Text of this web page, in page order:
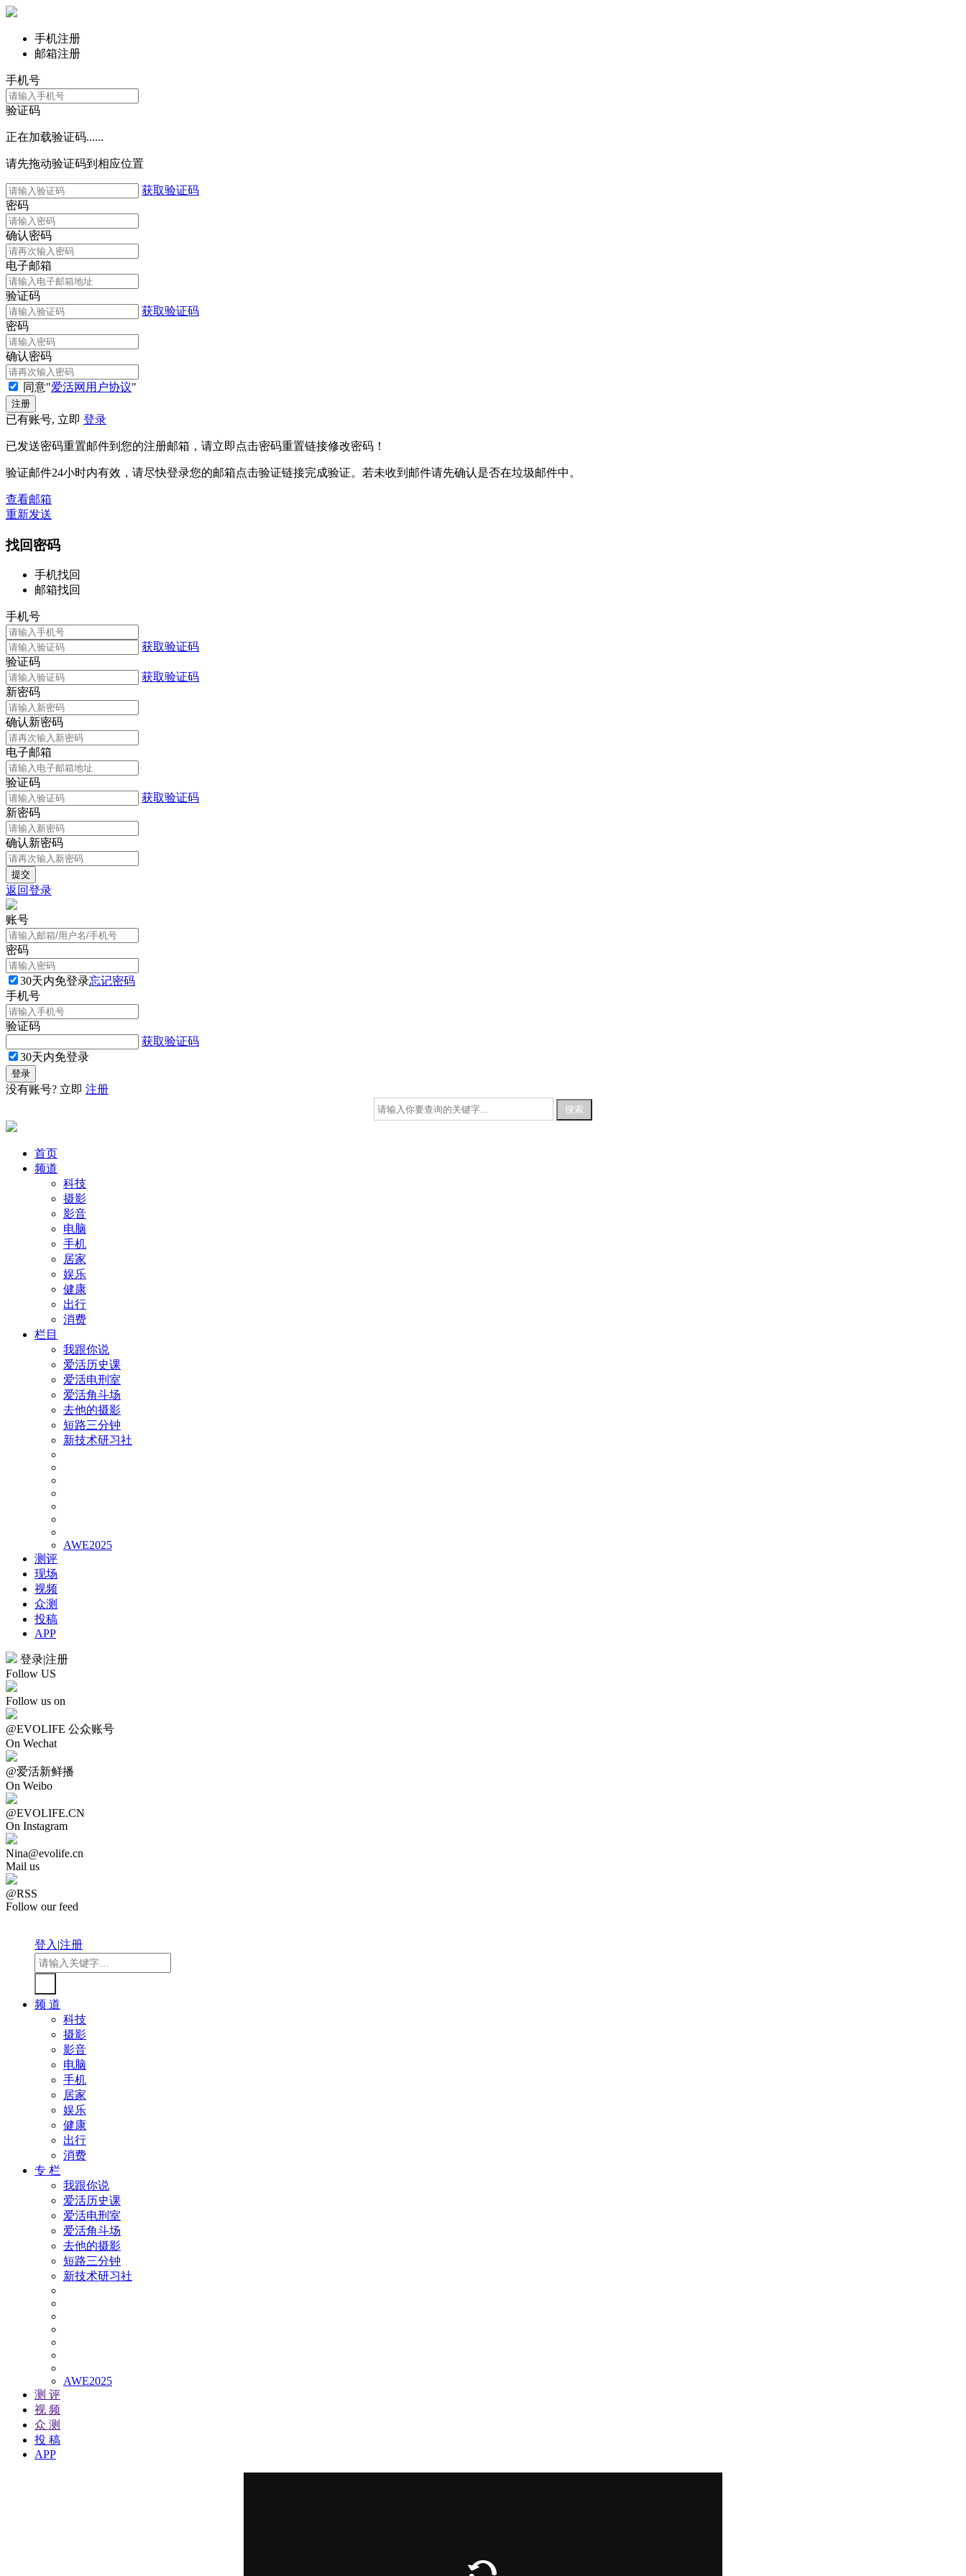
手机注册
邮箱注册
手机号
验证码
正在加载验证码......
请先拖动验证码到相应位置
获取验证码
密码
确认密码
电子邮箱
验证码
获取验证码
密码
确认密码
同意"爱活网用户协议"
已有账号, 立即 登录
已发送密码重置邮件到您的注册邮箱，请立即点击密码重置链接修改密码！
验证邮件24小时内有效，请尽快登录您的邮箱点击验证链接完成验证。若未收到邮件请先确认是否在垃圾邮件中。
查看邮箱
重新发送
找回密码
手机找回
邮箱找回
手机号
获取验证码
验证码
获取验证码
新密码
确认新密码
电子邮箱
验证码
获取验证码
新密码
确认新密码
返回登录
账号
密码
30天内免登录忘记密码
手机号
验证码
获取验证码
30天内免登录
没有账号? 立即 注册
首页
频道
科技
摄影
影音
电脑
手机
居家
娱乐
健康
出行
消费
栏目
我跟你说
爱活历史课
爱活电刑室
爱活角斗场
去他的摄影
短路三分钟
新技术研习社
AWE2025
测评
现场
视频
众测
投稿
APP
登录|注册
Follow US
Follow us on
@EVOLIFE 公众账号
On Wechat
@爱活新鲜播
On Weibo
@EVOLIFE.CN
On Instagram
Nina@evolife.cn
Mail us
@RSS
Follow our feed
登入|注册
频 道
科技
摄影
影音
电脑
手机
居家
娱乐
健康
出行
消费
专 栏
我跟你说
爱活历史课
爱活电刑室
爱活角斗场
去他的摄影
短路三分钟
新技术研习社
AWE2025
测 评
视 频
众 测
投 稿
APP